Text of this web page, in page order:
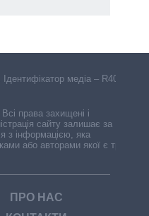
медіа – R40-
Всі права захищені і
сайту залишає за
з інформацією, яка
або авторами якої є треті
ПРО НАС